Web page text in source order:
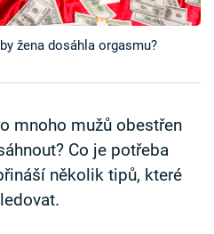
žena dosáhla orgasmu?
mnoho mužů obestřen
Co je potřeba
několik tipů, které